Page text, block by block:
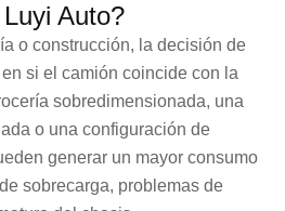
Auto?
o construcción, la decisión de
si el camión coincide con la
sobredimensionada, una
o una configuración de
generar un mayor consumo
sobrecarga, problemas de